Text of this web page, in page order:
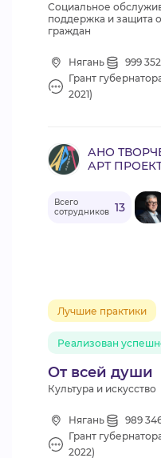
Социальное
поддержка и защита
граждан
Нягань
999
Грант
2021)
АНО
АРТ
Всего
сотрудников 13
От всей души
Реализован
Лучшие практики
Культура и искусство
Нягань
989
Грант
2022)